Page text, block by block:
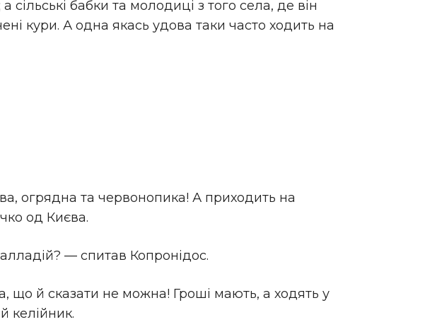
бабки та молодиці з того села, де він
кури. А одна якась удова таки часто ходить на
огрядна та червонопика! А приходить на
од Києва.
— спитав Копронідос.
що й сказати не можна! Гроші мають, а ходять у
келійник.